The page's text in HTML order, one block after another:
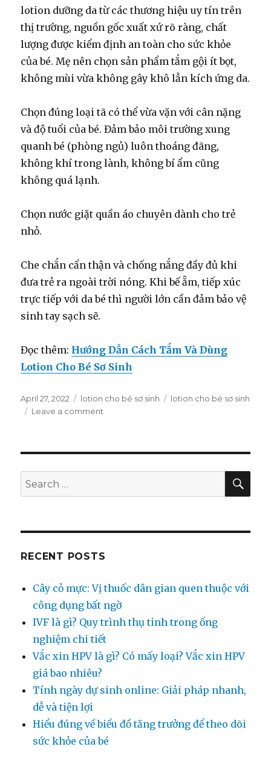
lotion dưỡng da từ các thương hiệu uy tín trên
thị trường, nguồn gốc xuất xứ rõ ràng, chất
lượng được kiểm định an toàn cho sức khỏe
của bé. Mẹ nên chọn sản phẩm tắm gội ít bọt,
không mùi vừa không gây khô lẫn kích ứng da.
Chọn đúng loại tã có thể vừa vặn với cân nặng
và độ tuổi của bé. Đảm bảo môi trường xung
quanh bé (phòng ngủ) luôn thoáng đãng,
không khí trong lành, không bí ẩm cũng
không quá lạnh.
Chọn nước giặt quần áo chuyên dành cho trẻ
nhỏ.
Che chắn cẩn thận và chống nắng đầy đủ khi
đưa trẻ ra ngoài trời nóng. Khi bế ẵm, tiếp xúc
trực tiếp với da bé thì người lớn cần đảm bảo vệ
sinh tay sạch sẽ.
Đọc thêm: Hướng Dẫn Cách Tắm Và Dùng
Lotion Cho Bé Sơ Sinh
Posted
on
April 27, 2022 Categories
lotion cho bé sơ sinh Tags
lotion cho bé sơ sinh
Leave a comment
Sinh:
Dưỡng
Search
for:
RECENT POSTS
Cây cỏ mực: Vị thuốc dân gian quen thuộc với
công dụng bất ngờ
IVF là gì? Quy trình thụ tinh trong ống
nghiệm chi tiết
Vắc xin HPV là gì? Có mấy loại? Vắc xin HPV
giá bao nhiêu?
Tính ngày dự sinh online: Giải pháp nhanh,
dễ và tiện lợi
Hiểu đúng về biểu đồ tăng trưởng để theo dõi
sức khỏe của bé